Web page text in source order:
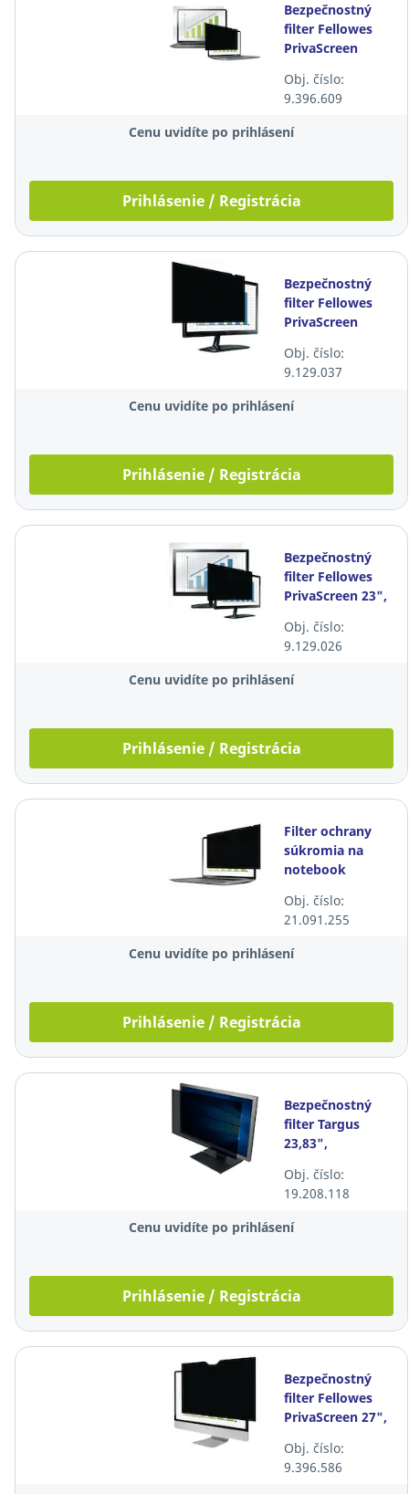
Bezpečnostný
filter Fellowes
PrivaScreen
širokouhlý, 16:9
Obj. číslo:
9.396.609
Cenu uvidíte po prihlásení
Prihlásenie / Registrácia
Bezpečnostný
filter Fellowes
PrivaScreen
širokouhlý, 16:9
Obj. číslo:
9.129.037
Cenu uvidíte po prihlásení
Prihlásenie / Registrácia
Bezpečnostný
filter Fellowes
PrivaScreen 23",
Obj. číslo:
9.129.026
Cenu uvidíte po prihlásení
Prihlásenie / Registrácia
Filter ochrany
súkromia na
notebook
PrivaScreen 14",
16:10
Obj. číslo:
21.091.255
Cenu uvidíte po prihlásení
Prihlásenie / Registrácia
Bezpečnostný
filter Targus
23,83",
Obj. číslo:
19.208.118
Cenu uvidíte po prihlásení
Prihlásenie / Registrácia
Bezpečnostný
filter Fellowes
PrivaScreen 27",
Obj. číslo:
9.396.586